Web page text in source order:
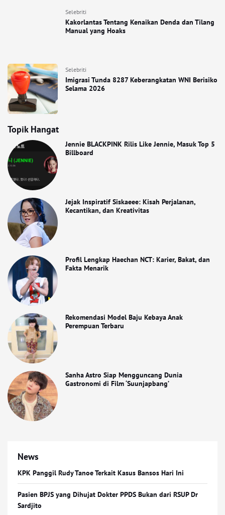
Selebriti
Kakorlantas Tentang Kenaikan Denda dan Tilang
Manual yang Hoaks
Selebriti
Imigrasi Tunda 8287 Keberangkatan WNI Berisiko
Selama 2026
Topik Hangat
Jennie BLACKPINK Rilis Like Jennie, Masuk Top 5
Billboard
Jejak Inspiratif Siskaeee: Kisah Perjalanan,
Kecantikan, dan Kreativitas
Profil Lengkap Haechan NCT: Karier, Bakat, dan
Fakta Menarik
Rekomendasi Model Baju Kebaya Anak
Perempuan Terbaru
Sanha Astro Siap Mengguncang Dunia
Gastronomi di Film ‘Suunjapbang’
News
KPK Panggil Rudy Tanoe Terkait Kasus Bansos Hari Ini
Pasien BPJS yang Dihujat Dokter PPDS Bukan dari RSUP Dr
Sardjito